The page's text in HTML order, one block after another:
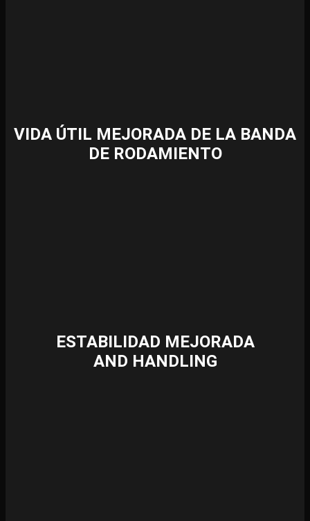
VIDA ÚTIL MEJORADA DE LA BANDA
DE RODAMIENTO
ESTABILIDAD MEJORADA
AND HANDLING